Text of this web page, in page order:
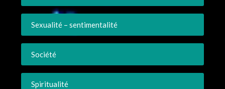
Sexualité – sentimentalité
Société
Spiritualité